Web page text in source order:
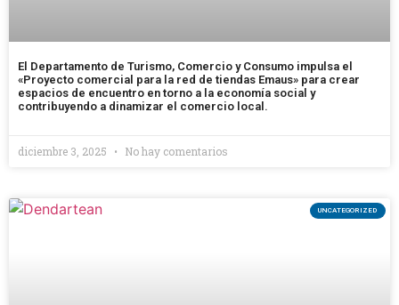
El Departamento de Turismo, Comercio y Consumo impulsa el
«Proyecto comercial para la red de tiendas Emaus» para crear
espacios de encuentro en torno a la economía social y
contribuyendo a dinamizar el comercio local.
diciembre 3, 2025 No hay comentarios
UNCATEGORIZED